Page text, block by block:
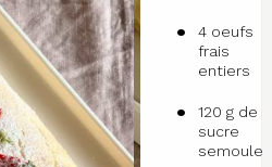
4 oeufs
frais
entiers
120 g de
sucre
semoule